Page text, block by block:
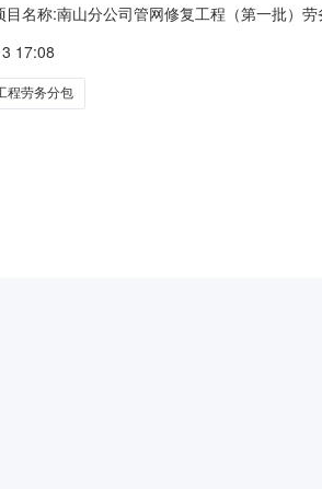
目名称:南山分公司管网修复工程（第一批）
附件:第1中标候选人中标候选人名称：杭州
17:08
程劳务分包